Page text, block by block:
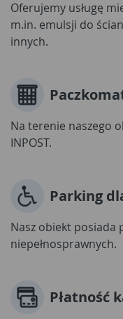
Oferujemy usługę
m.in. emulsji do
innych.
Na terenie naszego
INPOST.
Parking
Nasz obiekt posiada
niepełnosprawnych.
Płatność